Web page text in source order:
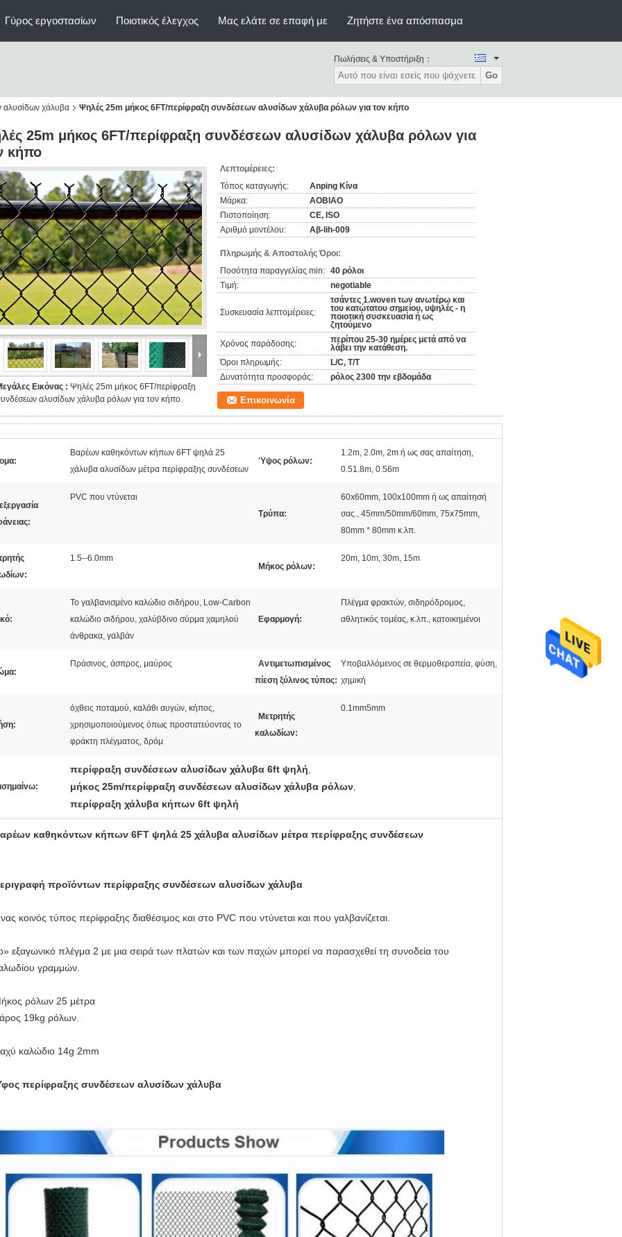
Γύρος εργοστασίων Ποιοτικός έλεγχος Μας ελάτε σε επαφή με Ζητήστε ένα απόσπασμα
Πωλήσεις & Υποστήριξη：
Go
αλυσίδων χάλυβα Ψηλές 25m μήκος 6FT/περίφραξη συνδέσεων αλυσίδων χάλυβα ρόλων για τον κήπο
25m μήκος 6FT/περίφραξη συνδέσεων αλυσίδων χάλυβα ρόλων για
κήπο
Εικόνας : Ψηλές 25m μήκος 6FT/περίφραξη
αλυσίδων χάλυβα ρόλων για τον κήπο
Λεπτομέρειες:
Τόπος καταγωγής:
Anping Κίνα
Μάρκα:
AOBIAO
Πιστοποίηση:
CE, ISO
Αριθμό μοντέλου:
Αβ-lih-009
Πληρωμής & Αποστολής Όροι:
Ποσότητα παραγγελίας min: 40 ρόλοι
Τιμή:
negotiable
Συσκευασία λεπτομέρειες:
τσάντες 1.woven των ανωτέρω και
του κατώτατου σημείου, υψηλές - η
ποιοτική συσκευασία ή ως
ζητούμενο
Χρόνος παράδοσης:
περίπου 25-30 ημέρες μετά από να
λάβει την κατάθεση.
Όροι πληρωμής:
L/C, T/T
Δυνατότητα προσφοράς:
ρόλος 2300 την εβδομάδα
Επικοινωνία
Βαρέων καθηκόντων κήπων 6FT ψηλά 25
χάλυβα αλυσίδων μέτρα περίφραξης συνδέσεων
Ύψος ρόλων:
1.2m, 2.0m, 2m ή ως σας απαίτηση,
0.51.8m, 0.56m
PVC που ντύνεται
Τρύπα:
60x60mm, 100x100mm ή ως απαίτησή
σας., 45mm/50mm/60mm, 75x75mm,
80mm * 80mm κ.λπ.
1.5--6.0mm
Μήκος ρόλων:
20m, 10m, 30m, 15m
Το γαλβανισμένο καλώδιο σιδήρου, Low-Carbon
καλώδιο σιδήρου, χαλύβδινο σύρμα χαμηλού
άνθρακα, γαλβάν
Εφαρμογή:
Πλέγμα φρακτών, σιδηρόδρομος,
αθλητικός τομέας, κ.λπ., κατοικημένοι
Πράσινος, άσπρος, μαύρος
Αντιμετωπισμένος
πίεση ξύλινος τύπος:
Υποβαλλόμενος σε θερμοθεραπεία, φύση,
χημική
όχθεις ποταμού, καλάθι αυγών, κήπος,
χρησιμοποιούμενος όπως προστατεύοντας το
φράκτη πλέγματος, δρόμ
Μετρητής
καλωδίων:
0.1mm5mm
περίφραξη συνδέσεων αλυσίδων χάλυβα 6ft ψηλή,
μήκος 25m/περίφραξη συνδέσεων αλυσίδων χάλυβα ρόλων,
περίφραξη χάλυβα κήπων 6ft ψηλή
καθηκόντων κήπων 6FT ψηλά 25 χάλυβα αλυσίδων μέτρα περίφραξης συνδέσεων
προϊόντων περίφραξης συνδέσεων αλυσίδων χάλυβα
κοινός τύπος περίφραξης διαθέσιμος και στο PVC που ντύνεται και που γαλβανίζεται.
εξαγωνικό πλέγμα 2 με μια σειρά των πλατών και των παχών μπορεί να παρασχεθεί τη συνοδεία του
γραμμών.
ρόλων 25 μέτρα
19kg ρόλων.
καλώδιο 14g 2mm
περίφραξης συνδέσεων αλυσίδων χάλυβα